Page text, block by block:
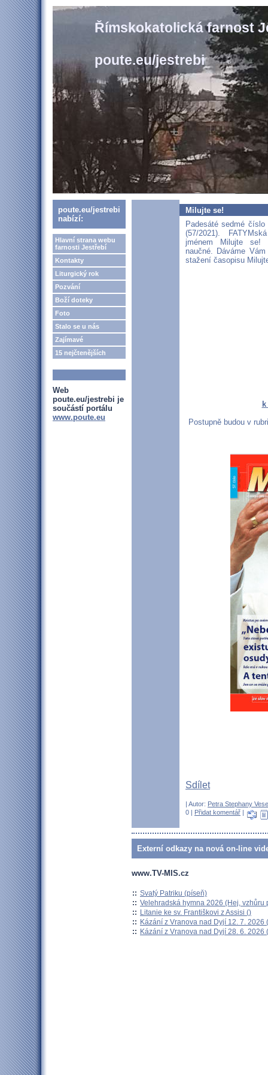
Římskokatolická farnost
poute.eu/jestrebi
poute.eu/jestrebi
nabízí:
Hlavní strana webu
farnosti Jestřebí
Kontakty
Liturgický rok
Pozvání
Boží doteky
Foto
Stalo se u nás
Zajímavé
15 nejčtenějších
Web
poute.eu/jestrebi je
součástí portálu
www.poute.eu
Milujte se!
Padesáté sedmé
(57/2021).
jménem Milujte se!
naučné. Dáváme
stažení časopisu
Postupně budou v
Sdílet
| Autor: Petra Stephany
0 | Přidat komentář |
Externí odkazy na nová on-line
www.TV-MIS.cz
:: Svatý Patriku (píseň)
:: Velehradská hymna 2026 (Hej, vzhůru
:: Litanie ke sv. Františkovi z Assisi ()
:: Kázání z Vranova nad Dyjí 12. 7. 2026
:: Kázání z Vranova nad Dyjí 28. 6. 2026